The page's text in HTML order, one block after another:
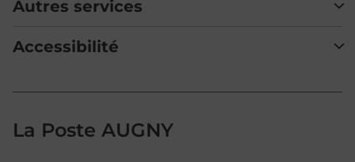
Autres services
Accessibilité
La Poste AUGNY